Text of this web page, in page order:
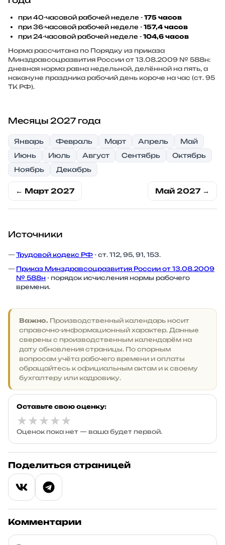
при 40-часовой рабочей неделе - 175 часов
при 36-часовой рабочей неделе - 157,4 часов
при 24-часовой рабочей неделе - 104,6 часов
Норма рассчитана по Порядку из приказа
Минздравсоцразвития России от 13.08.2009 № 588н:
дневная норма равна недельной, делённой на пять, а
накануне праздника рабочий день короче на час (ст. 95
ТК РФ).
Месяцы 2027 года
Январь Февраль Март Апрель
Май
Июнь
Июль Август Сентябрь
Октябрь
Ноябрь
Декабрь
← Март 2027 Май 2027 →
Источники
Трудовой кодекс РФ - ст. 112, 95, 91, 153.
Приказ Минздравсоцразвития России от 13.08.2009
№ 588н - порядок исчисления нормы рабочего
времени.
Важно. Производственный календарь носит
справочно-информационный характер. Данные
сверены с производственным календарём на
дату обновления страницы. По спорным
вопросам учёта рабочего времени и оплаты
обращайтесь к официальным актам и к своему
бухгалтеру или кадровику.
Оставьте свою оценку:
★★★★★
Оценок пока нет — ваша будет первой.
Поделиться страницей
Комментарии